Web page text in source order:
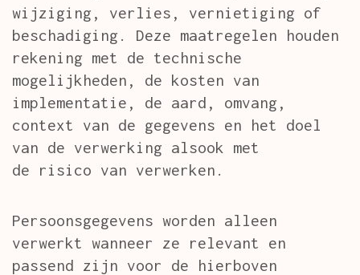
wijziging, verlies, vernietiging of
beschadiging. Deze maatregelen houden
rekening met de technische
mogelijkheden, de kosten van
implementatie, de aard, omvang,
context van de gegevens en het doel
van de verwerking alsook met
de risico van verwerken.
Persoonsgegevens worden alleen
verwerkt wanneer ze relevant en
passend zijn voor de hierboven